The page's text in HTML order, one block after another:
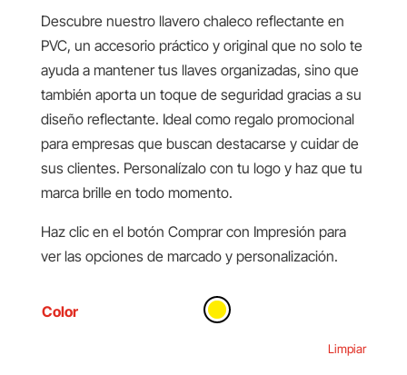
Descubre nuestro llavero chaleco reflectante en
PVC, un accesorio práctico y original que no solo te
ayuda a mantener tus llaves organizadas, sino que
también aporta un toque de seguridad gracias a su
diseño reflectante. Ideal como regalo promocional
para empresas que buscan destacarse y cuidar de
sus clientes. Personalízalo con tu logo y haz que tu
marca brille en todo momento.
Haz clic en el botón Comprar con Impresión para
ver las opciones de marcado y personalización.
Color
Limpiar